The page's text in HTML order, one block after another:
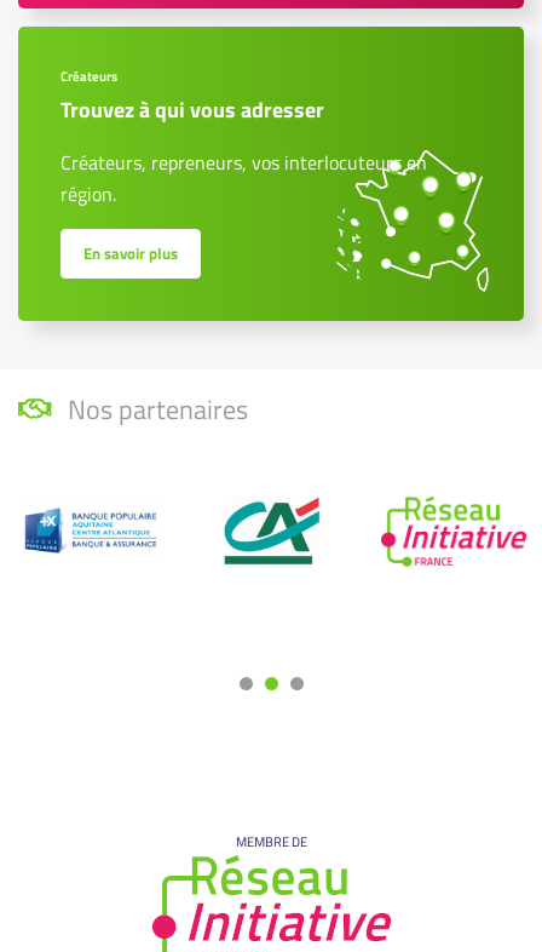
Créateurs
Trouvez à qui vous adresser
Créateurs, repreneurs, vos interlocuteurs en
région.
En savoir plus
Nos partenaires
MEMBRE DE